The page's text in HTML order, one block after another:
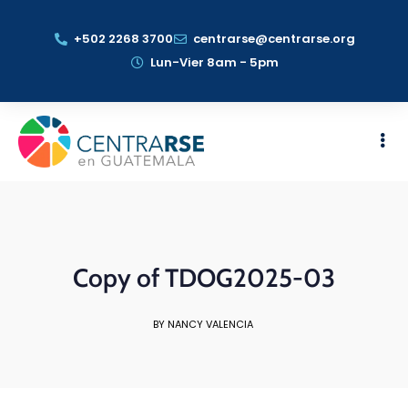
+502 2268 3700
centrarse@centrarse.org
Lun-Vier 8am - 5pm
Copy of TDOG2025-03
BY NANCY VALENCIA